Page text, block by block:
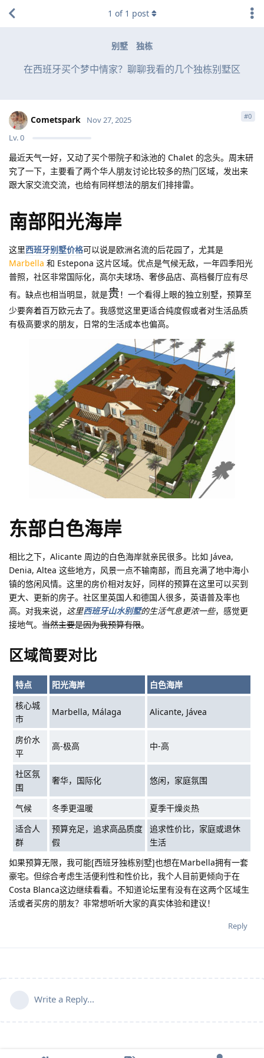
别墅 独栋
在西班牙买个梦中情家？聊聊我看的几个独栋别墅区
1 of 1 post
Cometspark
Lv.0
Nov 27, 2025 #0
最近天气一好，又动了买个带院子和泳池的 Chalet 的念头。周末研
究了一下，主要看了两个华人朋友讨论比较多的热门区域，发出来
跟大家交流交流，也给有同样想法的朋友们排排雷。
南部阳光海岸
这里西班牙别墅价格可以说是欧洲名流的后花园了，尤其是
Marbella 和 Estepona 这片区域。优点是气候无敌，一年四季阳光
普照，社区非常国际化，高尔夫球场、奢侈品店、高档餐厅应有尽
有。缺点也相当明显，就是贵！一个看得上眼的独立别墅，预算至
少要奔着百万欧元去了。我感觉这里更适合纯度假或者对生活品质
有极高要求的朋友，日常的生活成本也偏高。
东部白色海岸
相比之下，Alicante 周边的白色海岸就亲民很多。比如 Jávea,
Denia, Altea 这些地方，风景一点不输南部，而且充满了地中海小
镇的悠闲风情。这里的房价相对友好，同样的预算在这里可以买到
更大、更新的房子。社区里英国人和德国人很多，英语普及率也
高。对我来说， 这里西班牙山水别墅的生活气息更浓一些，感觉更
接地气。 当然主要是因为我预算有限。
区域简要对比
特点 阳光海岸
白色海岸
核心城
市
Marbella, Málaga Alicante, Jávea
房价水
平
高-极高 中-高
社区氛
围
奢华，国际化 悠闲，家庭氛围
气候 冬季更温暖
夏季干燥炎热
适合人
群
预算充足，追求高品质度
假
追求性价比，家庭或退休
生活
如果预算无限，我可能[西班牙独栋别墅]也想在Marbella拥有一套
豪宅。但综合考虑生活便利性和性价比，我个人目前更倾向于在
Costa Blanca这边继续看看。不知道论坛里有没有在这两个区域生
活或者买房的朋友？非常想听听大家的真实体验和建议！
Reply
Write a Reply...